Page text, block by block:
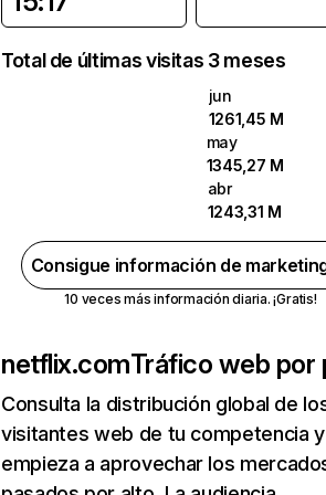
Total de últimas visitas 3 meses
jun
1261,45 M
may
1345,27 M
abr
1243,31 M
Consigue información de
10 veces más información diaria. ¡Gratis!
netflix.comTráfico web por
Consulta la distribución global de
visitantes web de tu competencia y
empieza a aprovechar los